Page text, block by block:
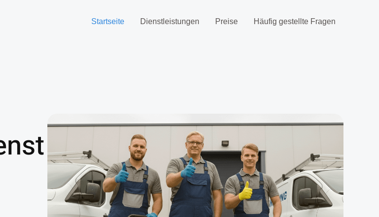
Startseite Dienstleistungen Preise Häufig gestellte Fragen